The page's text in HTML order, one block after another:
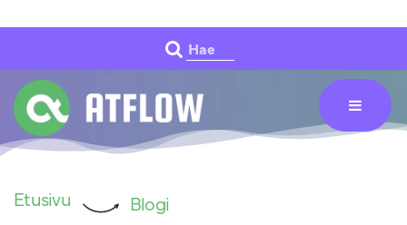
Hae
Etusivu
Blogi